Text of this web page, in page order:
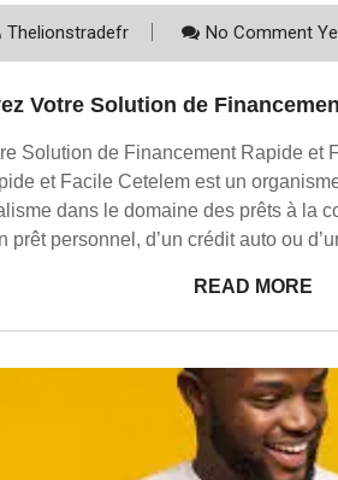
Thelionstradefr No Comment
Votre Solution de
Solution de Financement Rapide et
et Facile Cetelem est un
dans le domaine des prêts à la
prêt personnel, d’un crédit auto ou
READ MORE